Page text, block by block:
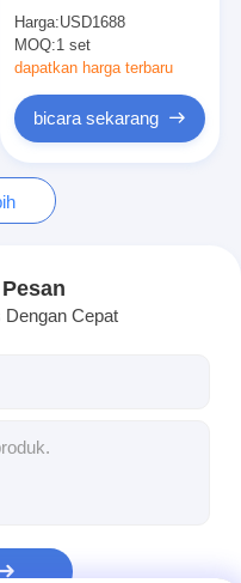
Motor 1000mm/S
Harga:USD1688
MOQ:1 set
dapatkan harga terbaru
bicara sekarang
Cepat